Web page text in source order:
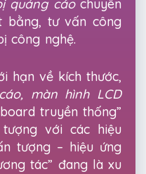
quảng cáo chuyên
bằng, tư vấn công
công nghệ.
hạn về kích thước,
, màn hình LCD
truyền thống”
với các hiệu
tượng – hiệu ứng
tác” đang là xu